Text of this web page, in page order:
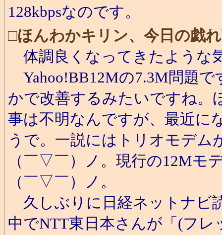
128kbpsなのです。
□ほんわかキリン、今日の戯
体調良くなってきたような
Yahoo!BB12Mの7.3M問題
かで改善するみたいですね。
事は不明なんですが、最近に
うで。一説にはトリオモデ
（￣▽￣）ノ。現行の12Mモ
（￣▽￣）ノ。
久しぶりに日経ネットナビ
中でNTT東日本さんが「(フ